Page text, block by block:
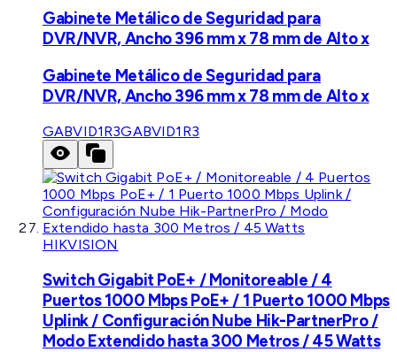
Gabinete Metálico de Seguridad para
DVR/NVR, Ancho 396 mm x 78 mm de Alto x
Gabinete Metálico de Seguridad para
DVR/NVR, Ancho 396 mm x 78 mm de Alto x
GABVID1R3GABVID1R3
HIKVISION
Switch Gigabit PoE+ / Monitoreable / 4
Puertos 1000 Mbps PoE+ / 1 Puerto 1000 Mbps
Uplink / Configuración Nube Hik-PartnerPro /
Modo Extendido hasta 300 Metros / 45 Watts